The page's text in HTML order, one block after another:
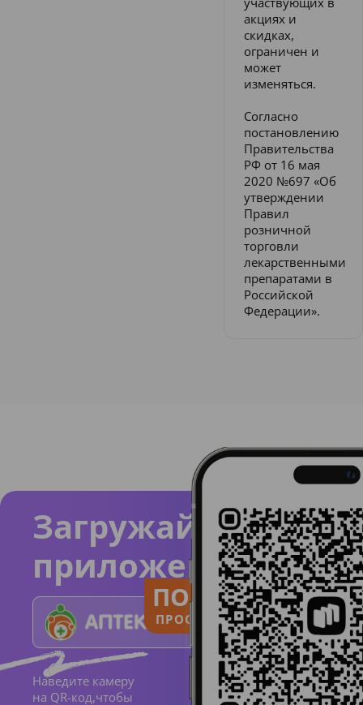
акциях и
скидках,
ограничен и
может
изменяться.
Согласно
постановлению
Правительства
РФ от 16 мая
2020 №697 «Об
утверждении
Правил
розничной
торговли
лекарственными
препаратами в
Российской
Федерации».
Загружайте
приложение
Наведите камеру
на QR-код,чтобы
ПОЛЬЗУЙСЯ
ПРОСТО И ПОНЯТНО